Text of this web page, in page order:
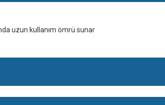
uzun kullanım ömrü sunar